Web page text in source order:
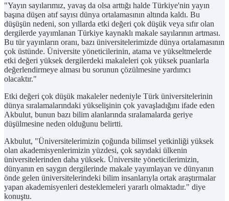
"Yayın sayılarımız, yavaş da olsa arttığı halde Türkiye'nin yayın
başına düşen atıf sayısı dünya ortalamasının altında kaldı. Bu
düşüşün nedeni, son yıllarda etki değeri çok düşük veya sıfır olan
dergilerde yayımlanan Türkiye kaynaklı makale sayılarının artması.
Bu tür yayınların oranı, bazı üniversitelerimizde dünya ortalamasının
çok üstünde. Üniversite yöneticilerinin, atama ve yükseltmelerde
etki değeri yüksek dergilerdeki makaleleri çok yüksek puanlarla
değerlendirmeye alması bu sorunun çözülmesine yardımcı
olacaktır."
Etki değeri çok düşük makaleler nedeniyle Türk üniversitelerinin
dünya sıralamalarındaki yükselişinin çok yavaşladığını ifade eden
Akbulut, bunun bazı bilim alanlarında sıralamalarda geriye
düşülmesine neden olduğunu belirtti.
Akbulut, "Üniversitelerimizin çoğunda bilimsel yetkinliği yüksek
olan akademisyenlerimizin yüzdesi, çok sayıdaki ülkenin
üniversitelerinden daha yüksek. Üniversite yöneticilerimizin,
dünyanın en saygın dergilerinde makale yayımlayan ve dünyanın
önde gelen üniversitelerindeki bilim insanlarıyla ortak araştırmalar
yapan akademisyenleri desteklemeleri yararlı olmaktadır." diye
konuştu.